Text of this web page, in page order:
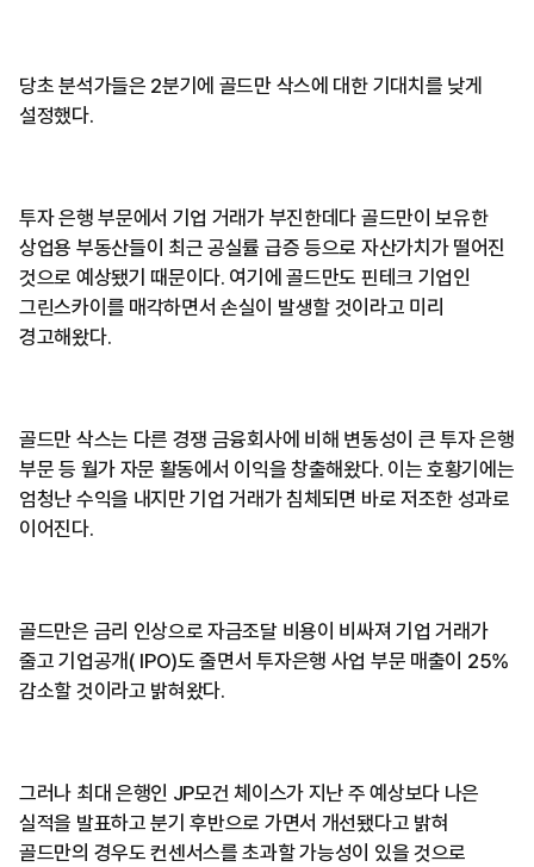
당초 분석가들은 2분기에 골드만 삭스에 대한 기대치를 낮게
설정했다.
투자 은행 부문에서 기업 거래가 부진한데다 골드만이 보유한
상업용 부동산들이 최근 공실률 급증 등으로 자산가치가 떨어진
것으로 예상됐기 때문이다. 여기에 골드만도 핀테크 기업인
그린스카이를 매각하면서 손실이 발생할 것이라고 미리
경고해왔다.
골드만 삭스는 다른 경쟁 금융회사에 비해 변동성이 큰 투자 은행
부문 등 월가 자문 활동에서 이익을 창출해왔다. 이는 호황기에는
엄청난 수익을 내지만 기업 거래가 침체되면 바로 저조한 성과로
이어진다.
골드만은 금리 인상으로 자금조달 비용이 비싸져 기업 거래가
줄고 기업공개( IPO)도 줄면서 투자은행 사업 부문 매출이 25%
감소할 것이라고 밝혀왔다.
그러나 최대 은행인 JP모건 체이스가 지난 주 예상보다 나은
실적을 발표하고 분기 후반으로 가면서 개선됐다고 밝혀
골드만의 경우도 컨센서스를 초과할 가능성이 있을 것으로